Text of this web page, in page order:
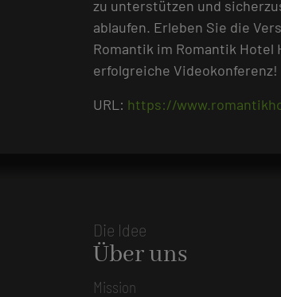
zu unterstützen und
ablaufen. Erleben Sie die
Romantik im Romantik Hotel
erfolgreiche Videokonferenz!
URL: https://
Die Idee
Über uns
Mission